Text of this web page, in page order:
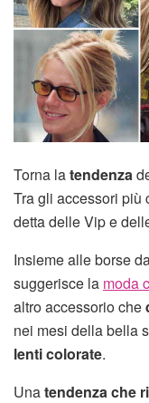
Torna latendenza
Tra gli accessori più
detta delle Vip e
Insieme alle borse
suggerisce la moda
altro accessorio che
nei mesi della bella
lenti colorate.
Unatendenza che